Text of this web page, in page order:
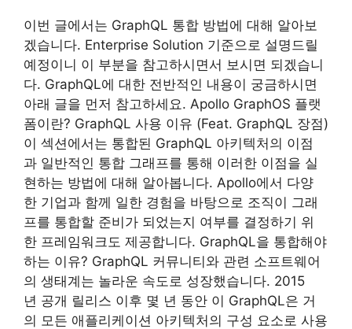
이번 글에서는 GraphQL 통합 방법에 대해 알아보
겠습니다. Enterprise Solution 기준으로 설명드릴
예정이니 이 부분을 참고하시면서 보시면 되겠습니
다. GraphQL에 대한 전반적인 내용이 궁금하시면
아래 글을 먼저 참고하세요. Apollo GraphOS 플랫
폼이란? GraphQL 사용 이유 (Feat. GraphQL 장점)
이 섹션에서는 통합된 GraphQL 아키텍처의 이점
과 일반적인 통합 그래프를 통해 이러한 이점을 실
현하는 방법에 대해 알아봅니다. Apollo에서 다양
한 기업과 함께 일한 경험을 바탕으로 조직이 그래
프를 통합할 준비가 되었는지 여부를 결정하기 위
한 프레임워크도 제공합니다. GraphQL을 통합해야
하는 이유? GraphQL 커뮤니티와 관련 소프트웨어
의 생태계는 놀라운 속도로 성장했습니다. 2015
년 공개 릴리스 이후 몇 년 동안 이 GraphQL은 거
의 모든 애플리케이션 아키텍처의 구성 요소로 사용